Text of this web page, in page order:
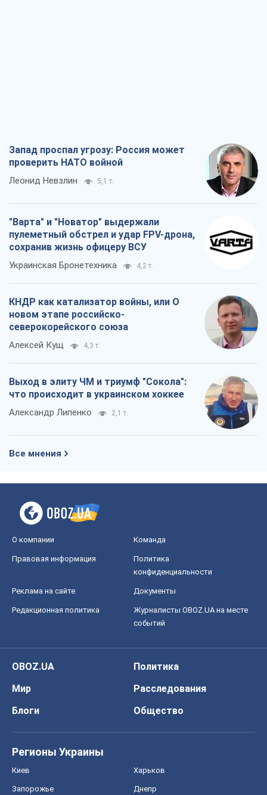
Запад проспал угрозу: Россия может
проверить НАТО войной
Леонид Невзлин 5,1 т.
"Варта" и "Новатор" выдержали
пулеметный обстрел и удар FPV-дрона,
сохранив жизнь офицеру ВСУ
Украинская Бронетехника 4,2 т.
КНДР как катализатор войны, или О
новом этапе российско-
северокорейского союза
Алексей Кущ 4,3 т.
Выход в элиту ЧМ и триумф "Сокола":
что происходит в украинском хоккее
Александр Липенко 2,1 т.
Все мнения
О компании Команда
Правовая информация
Политика
конфиденциальности
Реклама на сайте Документы
Редакционная политика
Журналисты OBOZ.UA на месте
событий
OBOZ.UA
Политика
Мир
Расследования
Блоги
Общество
Регионы Украины
Киев Харьков
Запорожье Днепр